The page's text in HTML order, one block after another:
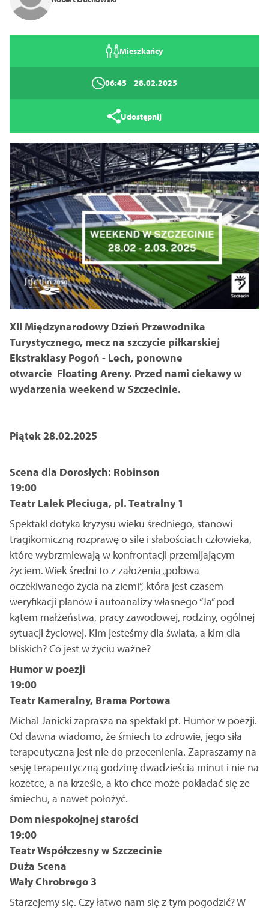
Tryb wysokiego kontrastu
Zamknij
Mieszkańcy
06:45 28.02.2025
Udostępnij
XII Międzynarodowy Dzień Przewodnika
Turystycznego, mecz na szczycie piłkarskiej
Ekstraklasy Pogoń - Lech, ponowne
otwarcie Floating Areny. Przed nami ciekawy w
wydarzenia weekend w Szczecinie.
Piątek 28.02.2025
Scena dla Dorosłych: Robinson
19:00
Teatr Lalek Pleciuga, pl. Teatralny 1
Spektakl dotyka kryzysu wieku średniego, stanowi
tragikomiczną rozprawę o sile i słabościach człowieka,
które wybrzmiewają w konfrontacji przemijającym
życiem. Wiek średni to z założenia „połowa
oczekiwanego życia na ziemi”, która jest czasem
weryfikacji planów i autoanalizy własnego “Ja” pod
kątem małżeństwa, pracy zawodowej, rodziny, ogólnej
sytuacji życiowej. Kim jesteśmy dla świata, a kim dla
bliskich? Co jest w życiu ważne?
Humor w poezji
19:00
Teatr Kameralny, Brama Portowa
Michal Janicki zaprasza na spektakl pt. Humor w poezji.
Od dawna wiadomo, że śmiech to zdrowie, jego siła
terapeutyczna jest nie do przecenienia. Zapraszamy na
sesję terapeutyczną godzinę dwadzieścia minut i nie na
kozetce, a na krześle, a kto chce może pokładać się ze
śmiechu, a nawet położyć.
Dom niespokojnej starości
19:00
Teatr Współczesny w Szczecinie
Duża Scena
Wały Chrobrego 3
Starzejemy się. Czy łatwo nam się z tym pogodzić? W